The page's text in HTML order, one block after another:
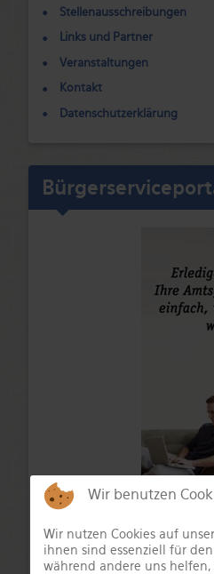
Stellenausschreibungen
Links und Partner
Veranstaltungen
Kontakt
Datenschutzerklärung
Wir benutzen
Wir nutzen Cookies auf
ihnen sind essenziell für
während andere uns